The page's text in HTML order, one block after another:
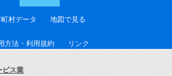
村データ 地図で見る
方法・利用規約 リンク
ビス業